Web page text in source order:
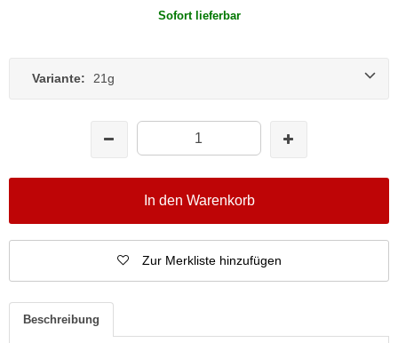
Sofort lieferbar
Variante: 21g
In den Warenkorb
Zur Merkliste hinzufügen
Beschreibung